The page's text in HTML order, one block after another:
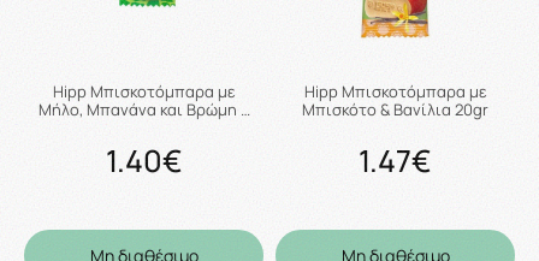
Hipp Μπισκοτόμπαρα με
Μήλο, Μπανάνα και Βρώμη …
1.40€
Μη διαθέσιμο
Hipp Μπισκοτόμπαρα με
Μπισκότο & Βανίλια 20gr
1.47€
Μη διαθέσιμο